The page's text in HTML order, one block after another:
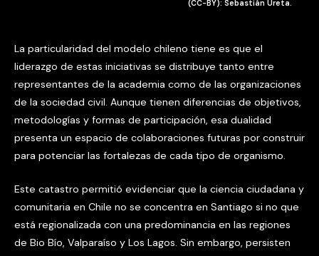
(CC-BY): Sebastián Ureta.
La particularidad del modelo chileno tiene es que el
liderazgo de estas iniciativas se distribuye tanto entre
representantes de la academia como de las organizaciones
de la sociedad civil. Aunque tienen diferencias de objetivos,
metodologías y formas de participación, esa dualidad
presenta un espacio de colaboraciones futuras por construir
para potenciar las fortalezas de cada tipo de organismo.
Este catastro permitió evidenciar que la ciencia ciudadana y
comunitaria en Chile no se concentra en Santiago si no que
está regionalizada con una predominancia en las regiones
de Bio Bío, Valparaíso y Los Lagos. Sin embargo, persisten